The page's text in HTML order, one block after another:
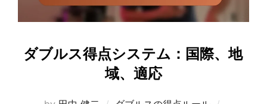
ダブルス得点システム：国際、地
域、適応